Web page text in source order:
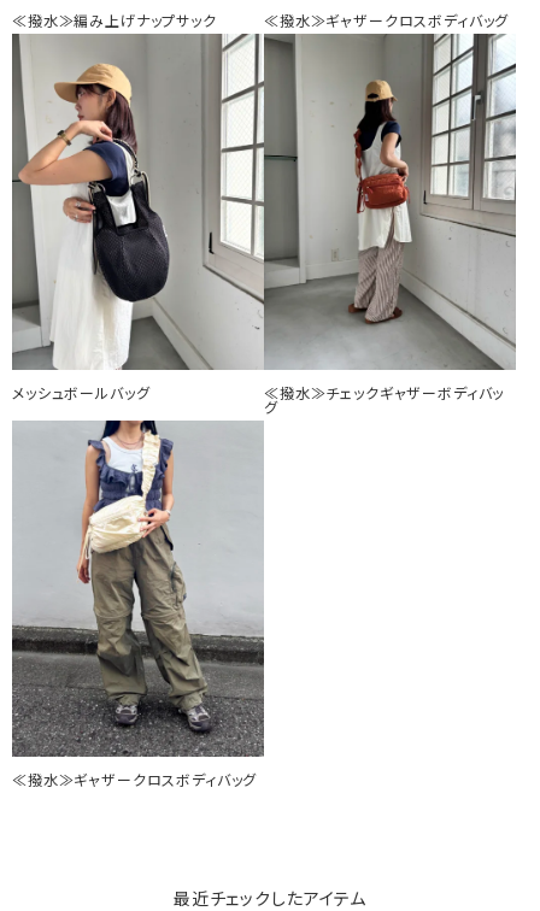
≪撥水≫編み上げナップサック ≪撥水≫ギャザークロスボディバッグ
メッシュボールバッグ
≪撥水≫チェックギャザーボディバッ
グ
≪撥水≫ギャザークロスボディバッグ
最近チェックしたアイテム